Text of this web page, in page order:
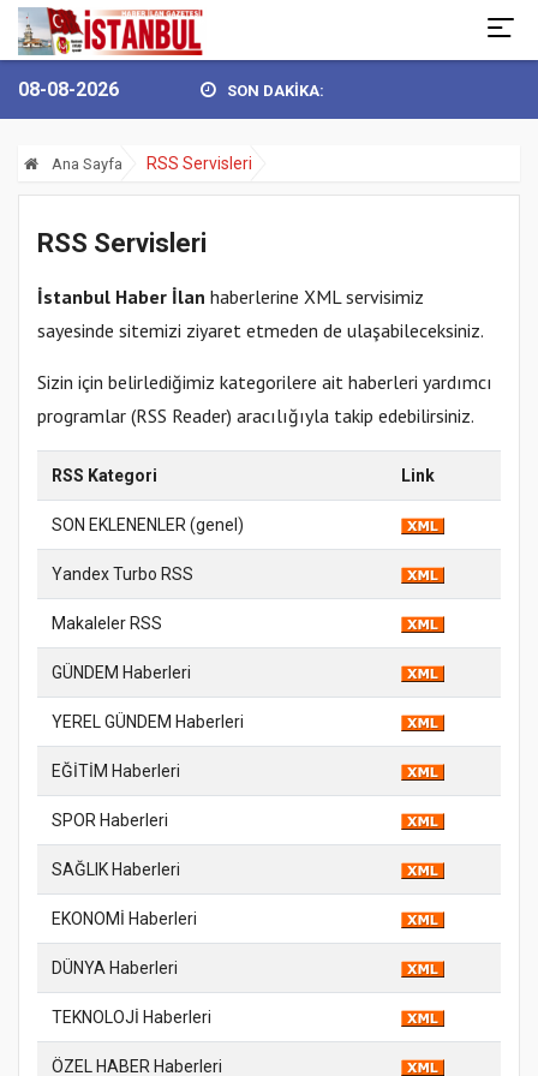
08-08-2026 SON DAKİKA:
Ana Sayfa RSS Servisleri
RSS Servisleri
İstanbul Haber İlan haberlerine XML servisimiz
sayesinde sitemizi ziyaret etmeden de ulaşabileceksiniz.
Sizin için belirlediğimiz kategorilere ait haberleri yardımcı
programlar (RSS Reader) aracılığıyla takip edebilirsiniz.
RSS Kategori Link
SON EKLENENLER (genel)
Yandex Turbo RSS
Makaleler RSS
GÜNDEM Haberleri
YEREL GÜNDEM Haberleri
EĞİTİM Haberleri
SPOR Haberleri
SAĞLIK Haberleri
EKONOMİ Haberleri
DÜNYA Haberleri
TEKNOLOJİ Haberleri
ÖZEL HABER Haberleri